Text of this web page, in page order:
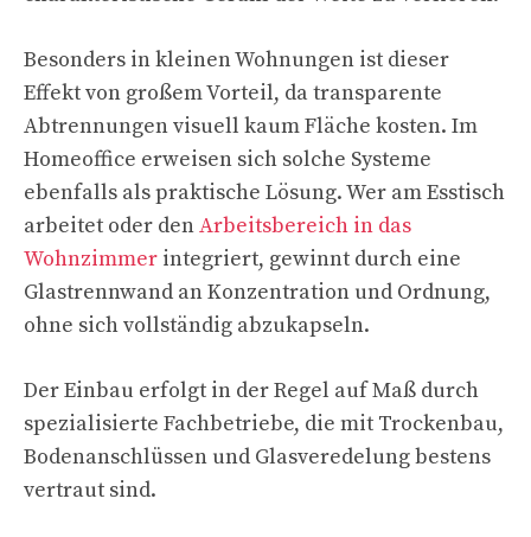
Besonders in kleinen Wohnungen ist dieser
Effekt von großem Vorteil, da transparente
Abtrennungen visuell kaum Fläche kosten. Im
Homeoffice erweisen sich solche Systeme
ebenfalls als praktische Lösung. Wer am Esstisch
arbeitet oder denArbeitsbereich in das
Wohnzimmer integriert, gewinnt durch eine
Glastrennwand an Konzentration und Ordnung,
ohne sich vollständig abzukapseln.
Der Einbau erfolgt in der Regel auf Maß durch
spezialisierte Fachbetriebe, die mit Trockenbau,
Bodenanschlüssen und Glasveredelung bestens
vertraut sind.